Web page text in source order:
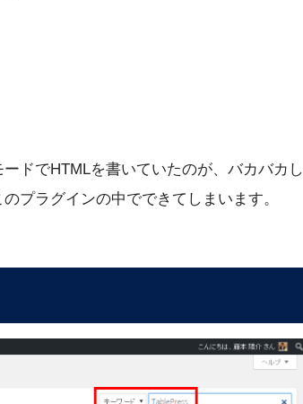
ドでHTMLを書いていたのが、バカバカし
プラグインの中でできてしまいます。